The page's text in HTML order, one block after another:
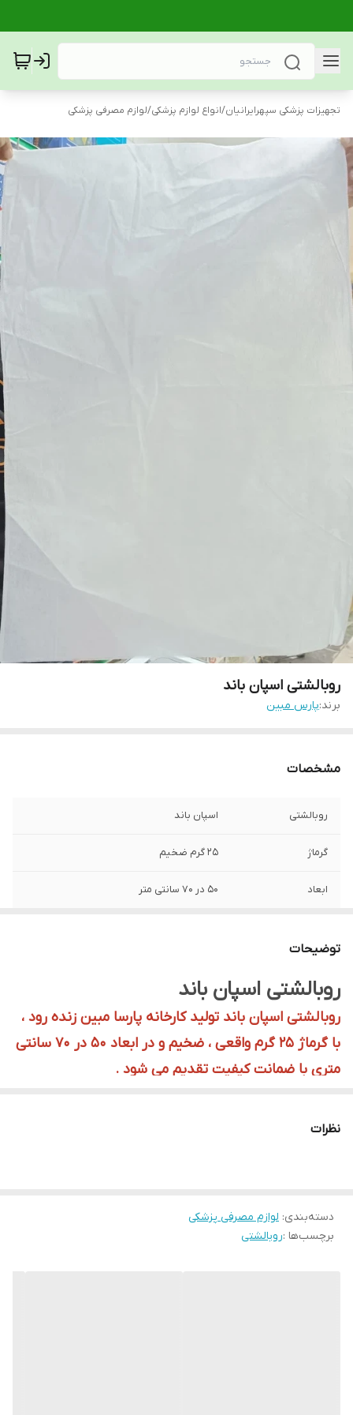
تجهیزات پزشکی سپهرایرانیان/انواع لوازم پزشکی/لوازم مصرفی پزشکی
روبالشتی اسپان باند
برند:پارس مبین
مشخصات
روبالشتی اسپان باند
گرماژ 25 گرم ضخیم
ابعاد 50 در 70 سانتی متر
توضیحات
روبالشتی اسپان باند
روبالشتی اسپان باند تولید کارخانه پارسا مبین زنده رود ،
با گرماژ 25 گرم واقعی ، ضخیم و در ابعاد 50 در 70 سانتی
متری با ضمانت کیفیت تقدیم می شود .
نظرات
دسته‌بندی: لوازم مصرفی پزشکی
برچسب‌ها :روبالشتی